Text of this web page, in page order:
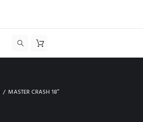
MASTER CRASH 18″